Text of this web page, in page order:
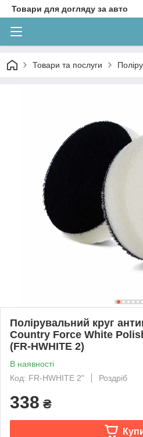
Товари для догляду за авто
Товари та послуги
Полірувальний круг
Country Force White
(FR-HWHITE 2)
В наявності
Код: FR-HWHITE 2"
Роздріб
338 ₴